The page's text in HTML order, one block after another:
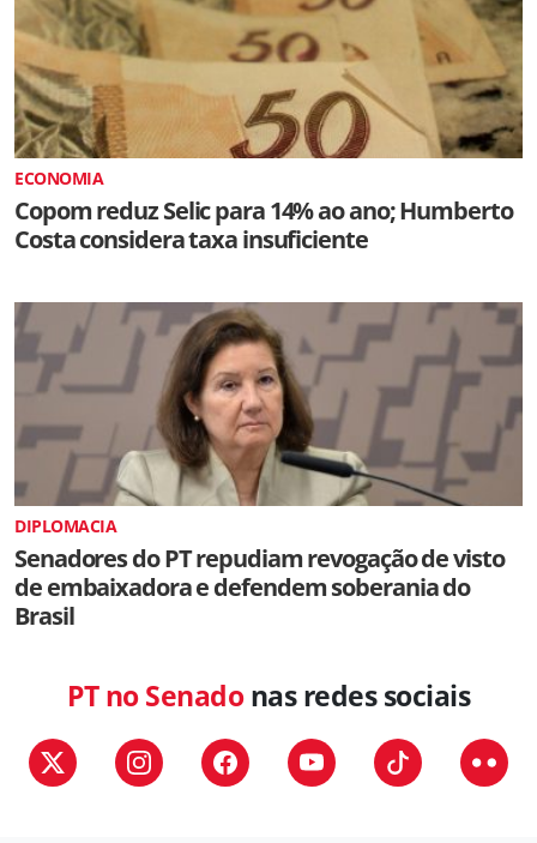
ECONOMIA
Copom reduz Selic para 14% ao ano; Humberto
Costa considera taxa insuficiente
DIPLOMACIA
Senadores do PT repudiam revogação de visto
de embaixadora e defendem soberania do
Brasil
PT no Senadonas redes sociais